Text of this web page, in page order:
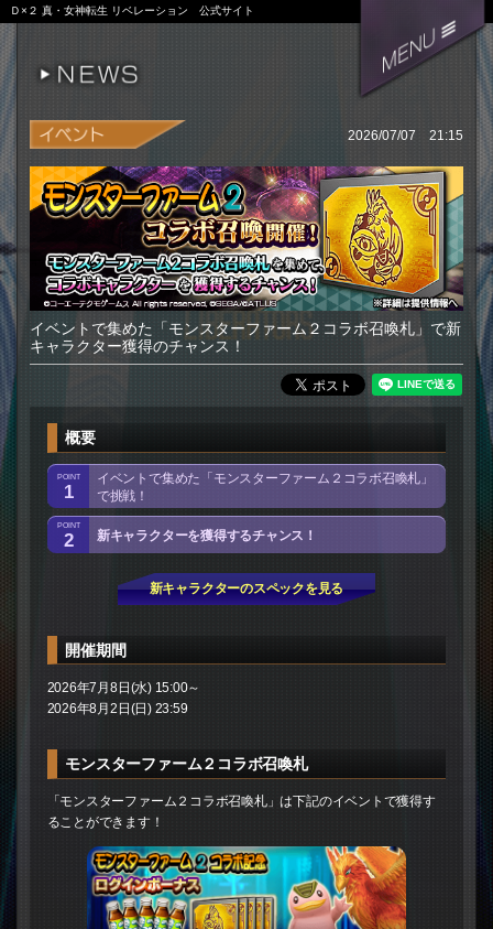
Ｄ×２ 真・女神転生 リベレーション 公式サイト
2026/07/07 21:15
イベントで集めた「モンスターファーム２コラボ召喚札」で新
キャラクター獲得のチャンス！
概要
1
イベントで集めた「モンスターファーム２コラボ召喚札」
で挑戦！
2 新キャラクターを獲得するチャンス！
新キャラクターのスペックを見る
開催期間
2026年7月8日(水) 15:00～
2026年8月2日(日) 23:59
モンスターファーム２コラボ召喚札
「モンスターファーム２コラボ召喚札」は下記のイベントで獲得す
ることができます！